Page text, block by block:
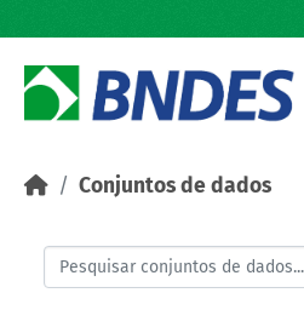
Conjuntos de dados